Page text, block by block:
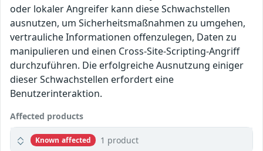
oder lokaler Angreifer kann diese Schwachstellen
ausnutzen, um Sicherheitsmaßnahmen zu umgehen,
vertrauliche Informationen offenzulegen, Daten zu
manipulieren und einen Cross-Site-Scripting-Angriff
durchzuführen. Die erfolgreiche Ausnutzung einiger
dieser Schwachstellen erfordert eine
Benutzerinteraktion.
Affected products
Known affected 1 product